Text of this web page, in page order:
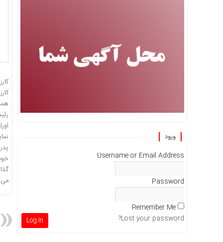
ورود
Username or Email Address
Password
Lost your password?
می